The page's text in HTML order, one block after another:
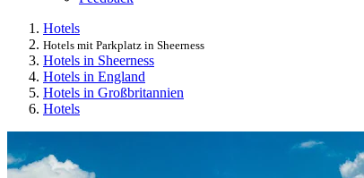
Hotels
Hotels mit Parkplatz in Sheerness
Hotels in Sheerness
Hotels in England
Hotels in Großbritannien
Hotels